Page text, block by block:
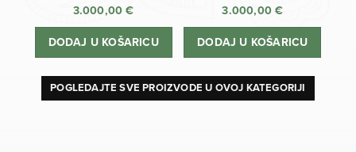
3.000,00€
DODAJ U KOŠARICU
3.000,00€
DODAJ U KOŠARICU
POGLEDAJTE SVE PROIZVODE U OVOJ KATEGORIJI